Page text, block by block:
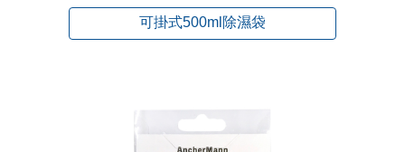
可掛式500ml除濕袋